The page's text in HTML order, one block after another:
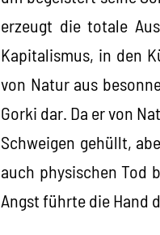
erzeugt die totale
Kapitalismus, in den
von Natur aus
Gorki dar. Da er von
Schweigen gehüllt,
auch physischen Tod
Angst führte die Hand